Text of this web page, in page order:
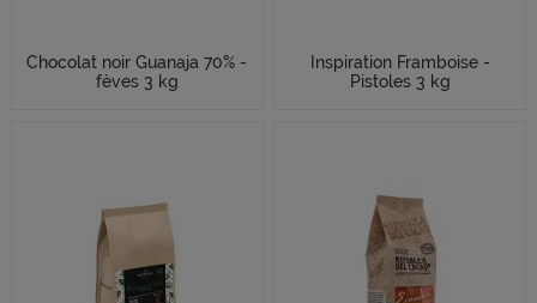
Chocolat noir Guanaja 70% -
fèves 3 kg
Inspiration Framboise -
Pistoles 3 kg